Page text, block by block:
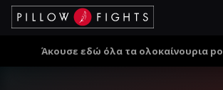
Άκουσε εδώ όλα τα ολοκαίνουρια